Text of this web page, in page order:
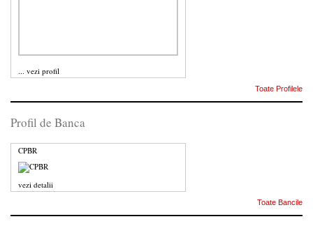
... vezi profil
Toate Profilele
Profil de Banca
CPBR
vezi detalii
Toate Bancile